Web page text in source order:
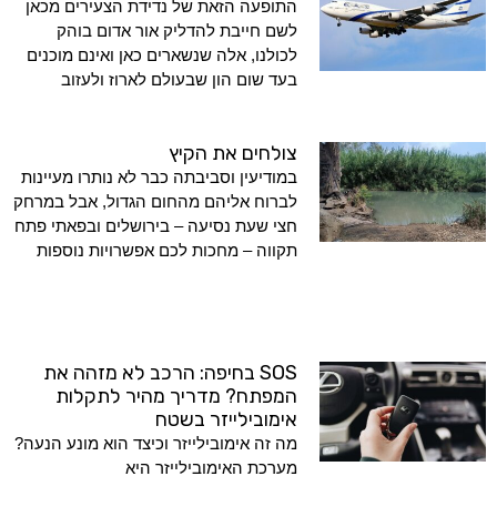
התופעה הזאת של נדידת הצעירים מכאן
לשם חייבת להדליק אור אדום בוהק
לכולנו, אלה שנשארים כאן ואינם מוכנים
בעד שום הון שבעולם לארוז ולעזוב
צולחים את הקיץ
במודיעין וסביבתה כבר לא נותרו מעיינות
לברוח אליהם מהחום הגדול, אבל במרחק
חצי שעת נסיעה – בירושלים ובפאתי פתח
תקווה – מחכות לכם אפשרויות נוספות
SOS בחיפה: הרכב לא מזהה את
המפתח? מדריך מהיר לתקלות
אימובילייזר בשטח
מה זה אימובילייזר וכיצד הוא מונע הנעה?
מערכת האימובילייזר היא